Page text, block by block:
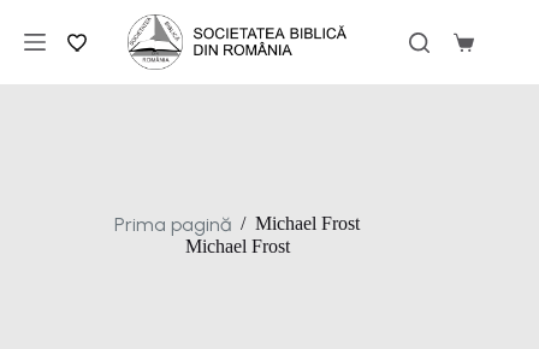
conținut
Coș
Prima pagină / Michael Frost
Michael Frost